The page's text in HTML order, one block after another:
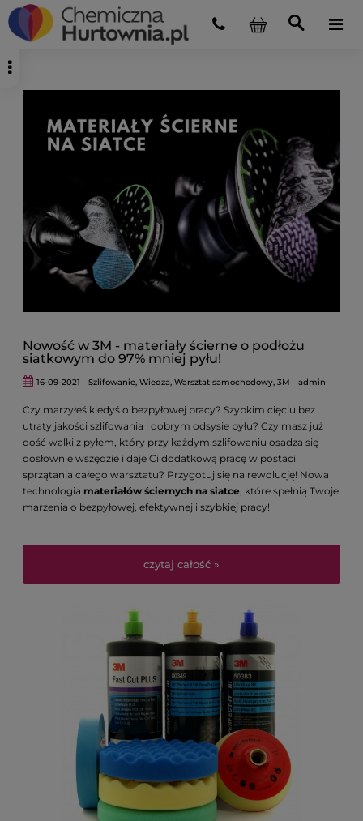
Nowość w 3M - materiały ścierne o podłożu
siatkowym do 97% mniej pyłu!
16-09-2021 Szlifowanie,Wiedza,Warsztat samochodowy,3M admin
Czy marzyłeś kiedyś o bezpyłowej pracy? Szybkim cięciu bez
utraty jakości szlifowania i dobrym odsysie pyłu? Czy masz już
dość walki z pyłem, który przy każdym szlifowaniu osadza się
dosłownie wszędzie i daje Ci dodatkową pracę w postaci
sprzątania całego warsztatu? Przygotuj się na rewolucję! Nowa
technologia materiałów ściernych na siatce, które spełnią Twoje
marzenia o bezpyłowej, efektywnej i szybkiej pracy!
czytaj całość »